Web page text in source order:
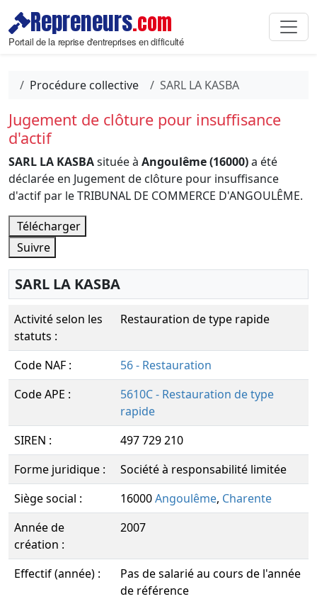
Repreneurs.com
Portail de la reprise d'entreprises en difficulté
Procédure collective SARL LA KASBA
Jugement de clôture pour insuffisance
d'actif
SARL LA KASBAsituée à Angoulême (16000)a été
déclarée en Jugement de clôture pour insuffisance
d'actif par le TRIBUNAL DE COMMERCE D'ANGOULÊME.
Télécharger
Suivre
SARL LA KASBA
Activité selon les
statuts :
Restauration de type rapide
Code NAF :
56 - Restauration
Code APE :
5610C - Restauration de type
rapide
SIREN :
497 729 210
Forme juridique :
Société à responsabilité limitée
Siège social :
16000Angoulême, Charente
Année de
création :
2007
Effectif (année) :
Pas de salarié au cours de l'année
de référence